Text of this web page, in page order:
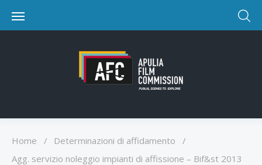
Home / Determinazioni di affidamento
/
Agg. servizio noleggio impianti di affissione – Bif&st 2013